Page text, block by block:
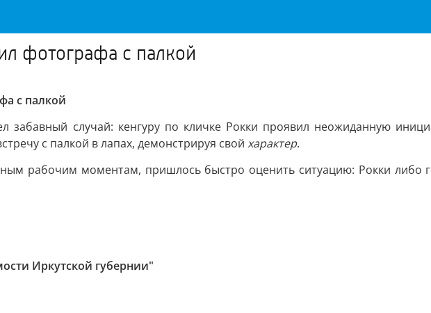
фотографа с палкой
с палкой
забавный случай: кенгуру по кличке Рокки проявил неожиданную
с палкой в лапах, демонстрируя свой характер.
рабочим моментам, пришлось быстро оценить ситуацию: Рокки либо
Иркутской губернии"